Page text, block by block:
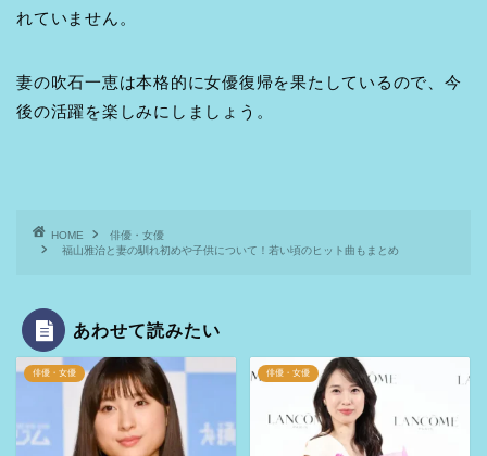
れていません。
妻の吹石一恵は本格的に女優復帰を果たしているので、今
後の活躍を楽しみにしましょう。
HOME
俳優・女優
福山雅治と妻の馴れ初めや子供について！若い頃のヒット曲もまとめ
あわせて読みたい
俳優・女優 俳優・女優